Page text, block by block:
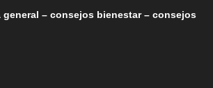
– consejos bienestar – consejos